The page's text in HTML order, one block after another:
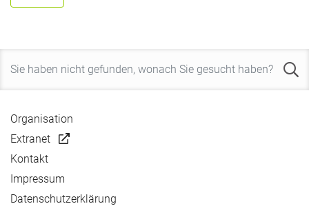
Organisation
Extranet
Kontakt
Impressum
Datenschutzerklärung